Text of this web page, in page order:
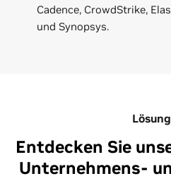
Cadence, CrowdStrike,
und Synopsys.
Entdecken Sie
Unternehmens-